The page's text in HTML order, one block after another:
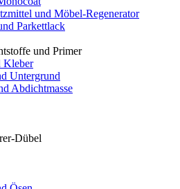
und Möbel-Regenerator
Parkettlack
und Primer
Kleber
Untergrund
Abdichtmasse
Dübel